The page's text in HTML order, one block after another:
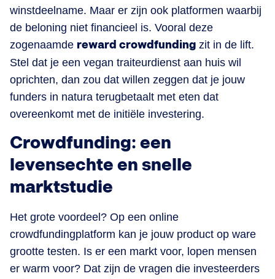
winstdeelname. Maar er zijn ook platformen waarbij
de beloning niet financieel is. Vooral deze
zogenaamde reward crowdfunding zit in de lift.
Stel dat je een vegan traiteurdienst aan huis wil
oprichten, dan zou dat willen zeggen dat je jouw
funders in natura terugbetaalt met eten dat
overeenkomt met de initiële investering.
Crowdfunding: een
levensechte en snelle
marktstudie
Het grote voordeel? Op een online
crowdfundingplatform kan je jouw product op ware
grootte testen. Is er een markt voor, lopen mensen
er warm voor? Dat zijn de vragen die investeerders